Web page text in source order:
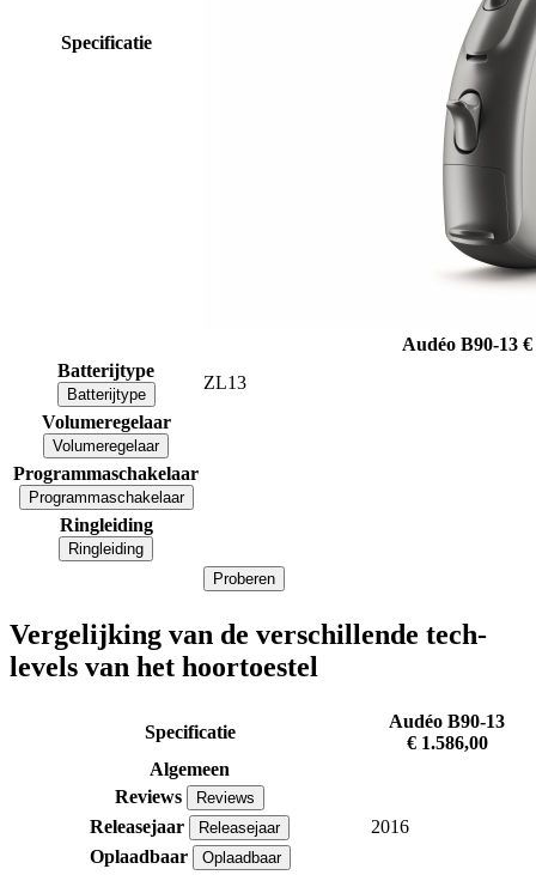
Specificatie
Audéo B90-13 €
Batterijtype
Batterijtype
ZL13
Volumeregelaar
Volumeregelaar
Programmaschakelaar
Programmaschakelaar
Ringleiding
Ringleiding
Proberen
Vergelijking van de verschillende tech-
levels van het hoortoestel
Specificatie
Audéo B90-13
€ 1.586,00
Algemeen
Reviews
Reviews
Releasejaar Releasejaar
2016
Oplaadbaar
Oplaadbaar